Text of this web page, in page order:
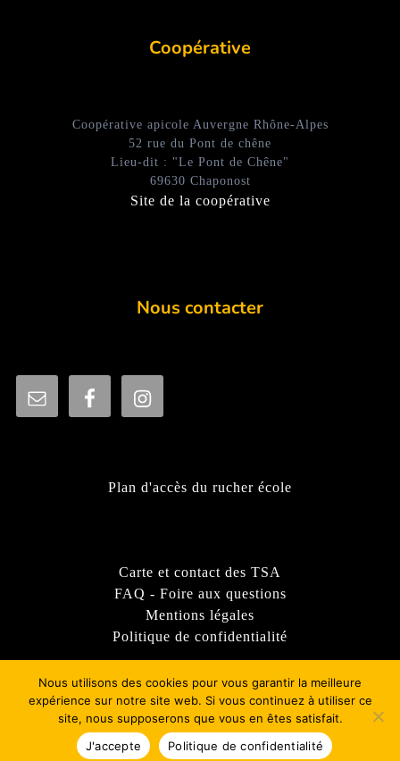
Coopérative
Coopérative apicole Auvergne Rhône-Alpes
52 rue du Pont de chêne
Lieu-dit : "Le Pont de Chêne"
69630 Chaponost
Site de la coopérative
Nous contacter
Plan d'accès du rucher école
Carte et contact des TSA
FAQ - Foire aux questions
Mentions légales
Politique de confidentialité
Thème WordPress Sirat- © 2022 - Syndicat d'apiculture
du Rhône - GDSA69
Nous utilisons des cookies pour vous garantir la meilleure
expérience sur notre site web. Si vous continuez à utiliser ce
site, nous supposerons que vous en êtes satisfait.
J'accepte
Politique de confidentialité